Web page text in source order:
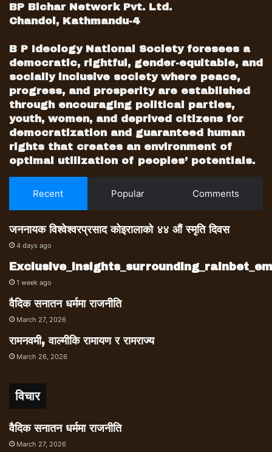
BP Bichar Network Pvt. Ltd.
Chandol, Kathmandu-4
B P Ideology National Society foresees a
democratic, rightful, gender-equitable, and
socially inclusive society where peace,
progress, and prosperity are established
through encouraging political parties,
youth, women, and deprived citizens for
democratization and guaranteed human
rights that creates an environment of
optimal utilization of peoples’ potentials.
Recent Popular Comments
जननायक विश्वेश्वरप्रसाद कोइरालाको ४४ औं स्मृति दिवस
4 days ago
1 week ago
वैदिक सनातन धर्ममा राजनीति
March 27, 2026
रामनवमी, वाल्मीकि रामायण र रामराज्य
March 26, 2026
विचार
वैदिक सनातन धर्ममा राजनीति
March 27, 2026